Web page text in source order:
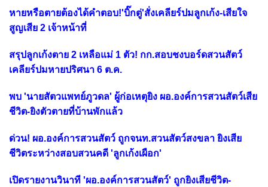
หายหรือตายต้องได้คำตอบ!'บิ๊กตู่'สั่งเคลียร์ปมลูกเก้ง-เสียใจ
สูญเสีย 2 เจ้าหน้าที่
สรุปลูกเก้งตาย 2 เหลือแม่ 1 ตัว! กก.สอบชงบอร์ดสวนสัตว์
เคลียร์ปมหายปริศนา 6 ต.ค.
พบ 'นายสัตวแพทย์ภูวดล' ผู้ก่อเหตุยิง ผอ.องค์การสวนสัตว์เสีย
ชีวิต-ยิงตัวตายที่บ้านพักแล้ว
ด่วน! ผอ.องค์การสวนสัตว์ ถูกจนท.สวนสัตว์สงขลา ยิงเสีย
ชีวิตระหว่างสอบสวนคดี 'ลูกเก้งเผือก'
เปิดรายงานวินาที 'ผอ.องค์การสวนสัตว์' ถูกยิงเสียชีวิต-